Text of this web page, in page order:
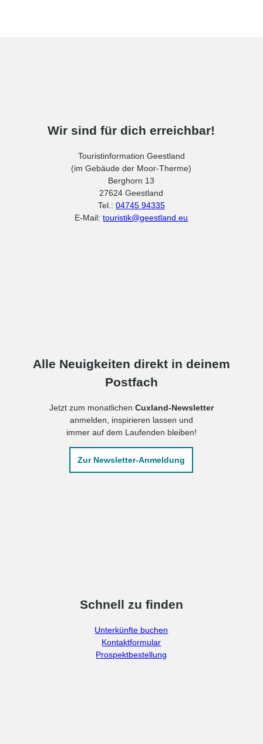
Wir sind für dich erreichbar!
Touristinformation Geestland
(im Gebäude der Moor-Therme)
Berghorn 13
27624 Geestland
Tel.: 04745 94335
E-Mail:touristik@geestland.eu
Alle Neuigkeiten direkt in deinem
Postfach
Jetzt zum monatlichen Cuxland-Newsletter
anmelden, inspirieren lassen und
immer auf dem Laufenden bleiben!
Zur Newsletter-Anmeldung
Schnell zu finden
Unterkünfte buchen
Kontaktformular
Prospektbestellung